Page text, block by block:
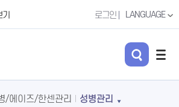
로그인 LANGUAGE
/에이즈/한센관리 성병관리